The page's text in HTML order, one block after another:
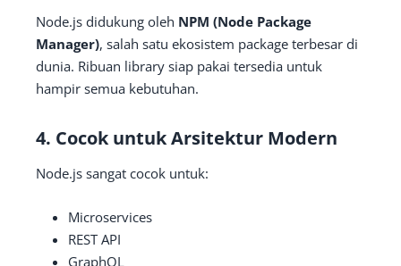
Node.js didukung oleh NPM (Node Package
Manager), salah satu ekosistem package terbesar di
dunia. Ribuan library siap pakai tersedia untuk
hampir semua kebutuhan.
4. Cocok untuk Arsitektur Modern
Node.js sangat cocok untuk:
Microservices
REST API
GraphQL